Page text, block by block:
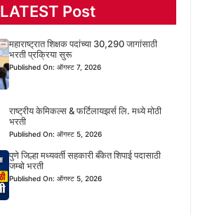
LATEST Post
महाराष्ट्रात शिक्षक पदांच्या 30,290 जागांसाठी
भरती प्रक्रिया सुरू
Published On: ऑगस्ट 7, 2026
राष्ट्रीय केमिकल्स & फर्टिलायझर्स लि. मध्ये मोठी
भरती
Published On: ऑगस्ट 5, 2026
पुणे जिल्हा मध्यवर्ती सहकारी बँकेत शिपाई पदासाठी
जम्बो भरती
Published On: ऑगस्ट 5, 2026